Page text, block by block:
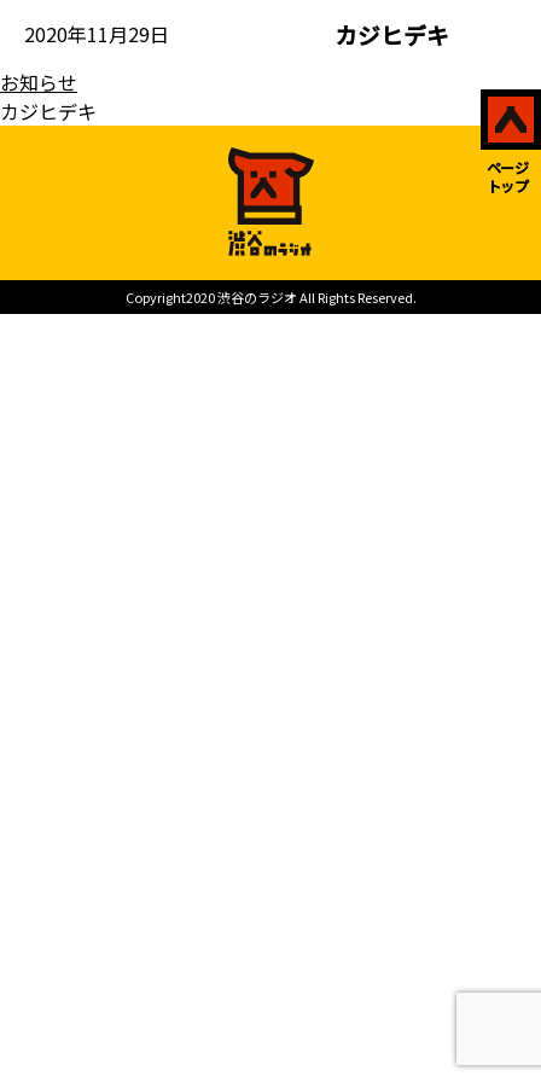
お知らせ
カジヒデキ
2020年11月29日 カジヒデキ
ページ
トップ
Copyright2020 渋谷のラジオ All Rights Reserved.